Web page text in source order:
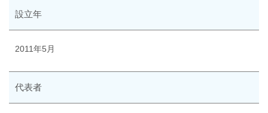
設立年
2011年5月
代表者